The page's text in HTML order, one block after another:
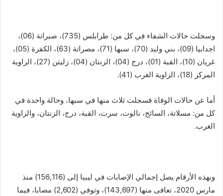
وسجلت حالات الشفاء في كل من: طرابلس (735)، صبراتة (06)،
اجدابيا (09)، بني وليد (70)، سبها (71)، مصراتة (63)، الكفرة (05)،
غريان (10)، القبة (01)، درج (04)، الزنتان (04)، زليتن (27)، الزاوية
المركز (18)، الزاوية الغرب (41).
أما عن حالات الوفاة فسجلت ثلاث منها في سبها، وحالة واحدة في
كل من: مسلاتة، السائح، نالوت، سرت، القبة، درج، الزنتان، والزاوية
الغرب.
وبهذه الأرقام يصل إجمالي الإصابات في ليبيا إلى (156,116) منذ
مارس 2020، تعافى منها (143,697)، وتوفي (2,602) مصابا، فيما